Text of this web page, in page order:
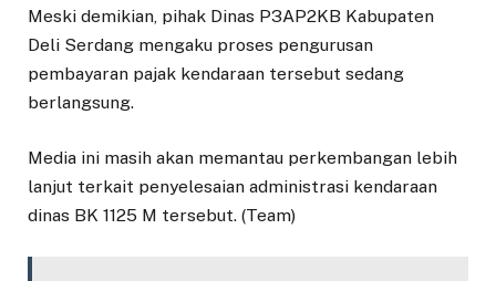
Meski demikian, pihak Dinas P3AP2KB Kabupaten
Deli Serdang mengaku proses pengurusan
pembayaran pajak kendaraan tersebut sedang
berlangsung.
Media ini masih akan memantau perkembangan lebih
lanjut terkait penyelesaian administrasi kendaraan
dinas BK 1125 M tersebut. (Team)